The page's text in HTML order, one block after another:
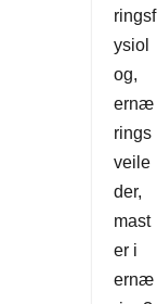
ringsf
ysiol
og,
ernæ
rings
veile
der,
mast
er i
ernæ